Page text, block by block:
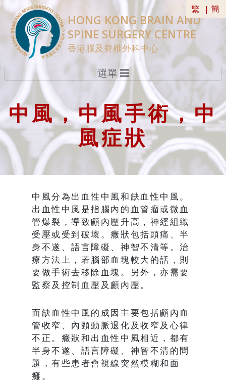
繁 |簡
HONG KONG BRAIN AND
SPINE SURGERY CENTRE
香港腦及脊椎外科中心
選單
中風，中風手術，中
風症狀
中風分為出血性中風和缺血性中風。
出血性中風是指腦內的血管瘤或微血
管爆裂，導致顱內壓升高，神經組織
受壓或受到破壞。癥狀包括頭痛、半
身不遂、語言障礙、神智不清等。治
療方法上，若腦部血塊較大的話，則
要做手術去移除血塊。另外，亦需要
監察及控制血壓及顱內壓。
而缺血性中風的成因主要包括顱內血
管收窄、內頸動脈退化及收窄及心律
不正。癥狀和出血性中風相近，都有
半身不遂、語言障礙、神智不清的問
題，有些患者會視線突然模糊和面
癱。